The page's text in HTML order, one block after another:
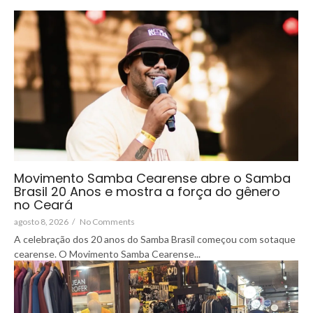
Movimento Samba Cearense abre o Samba
Brasil 20 Anos e mostra a força do gênero
no Ceará
agosto 8, 2026 / No Comments
A celebração dos 20 anos do Samba Brasil começou com sotaque
cearense. O Movimento Samba Cearense...